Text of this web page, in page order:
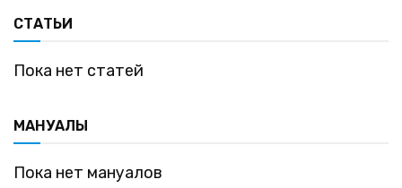
СТАТЬИ
Пока нет статей
МАНУАЛЫ
Пока нет мануалов